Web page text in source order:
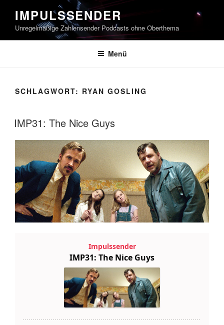
springen
IMPULSSENDER
Unregelmäßige Zahlensender Podcasts ohne Oberthema
Menü
SCHLAGWORT: RYAN GOSLING
IMP31: The Nice Guys